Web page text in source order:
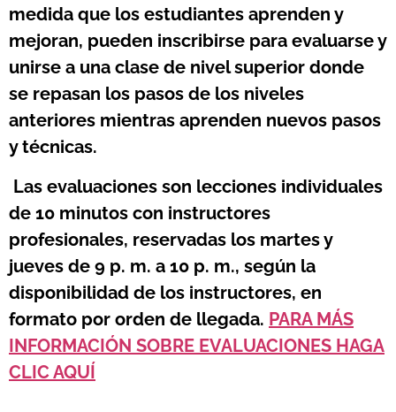
medida que los estudiantes aprenden y
mejoran, pueden inscribirse para evaluarse y
unirse a una clase de nivel superior donde
se repasan los pasos de los niveles
anteriores mientras aprenden nuevos pasos
y técnicas.
Las evaluaciones son lecciones individuales
de 10 minutos con instructores
profesionales, reservadas los martes y
jueves de 9 p. m. a 10 p. m., según la
disponibilidad de los instructores, en
formato por orden de llegada. PARA MÁS
INFORMACIÓN SOBRE EVALUACIONES HAGA
CLIC AQUÍ